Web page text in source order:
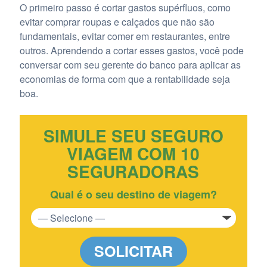
O primeiro passo é cortar gastos supérfluos, como
evitar comprar roupas e calçados que não são
fundamentais, evitar comer em restaurantes, entre
outros. Aprendendo a cortar esses gastos, você pode
conversar com seu gerente do banco para aplicar as
economias de forma com que a rentabilidade seja
boa.
SIMULE SEU SEGURO
VIAGEM COM 10
SEGURADORAS
Qual é o seu destino de viagem?
SOLICITAR